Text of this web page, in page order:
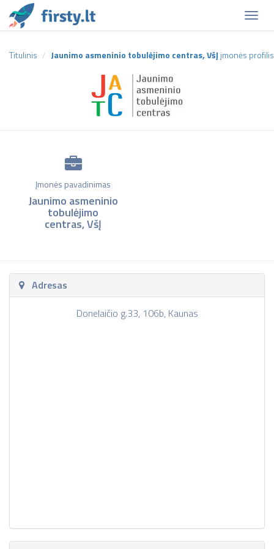
Titulinis Jaunimo asmeninio tobulėjimo centras, VšĮ įmonės profilis
Įmonės pavadinimas
Jaunimo asmeninio
tobulėjimo
centras, VšĮ
Adresas
Donelaičio g.33, 106b, Kaunas